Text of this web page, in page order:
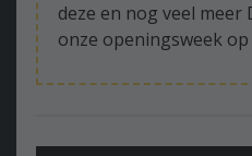
deze en nog veel meer
onze openingsweek op